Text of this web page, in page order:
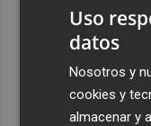
Uso
datos
Nosotros y
cookies y
almacenar y